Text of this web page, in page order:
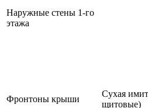
Наружные стены 1-го
этажа
Фронтоны крыши
Сухая
щитовые)